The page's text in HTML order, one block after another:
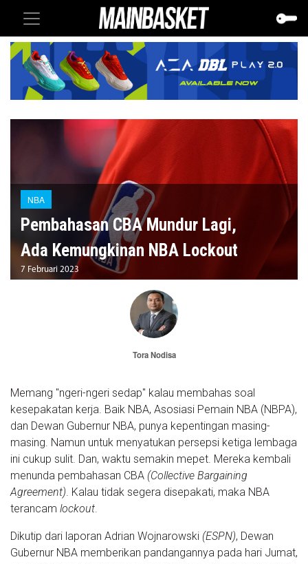
NBA
Pembahasan CBA Mundur Lagi,
Ada Kemungkinan NBA Lockout
7 Februari 2023
Tora Nodisa
Memang "ngeri-ngeri sedap" kalau membahas soal
kesepakatan kerja. Baik NBA, Asosiasi Pemain NBA (NBPA),
dan Dewan Gubernur NBA, punya kepentingan masing-
masing. Namun untuk menyatukan persepsi ketiga lembaga
ini cukup sulit. Dan, waktu semakin mepet. Mereka kembali
menunda pembahasan CBA (Collective Bargaining
Agreement). Kalau tidak segera disepakati, maka NBA
terancam lockout.
Dikutip dari laporan Adrian Wojnarowski (ESPN), Dewan
Gubernur NBA memberikan pandangannya pada hari Jumat,